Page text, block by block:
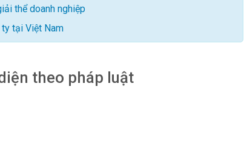
thể doanh nghiệp
tại Việt Nam
theo pháp luật